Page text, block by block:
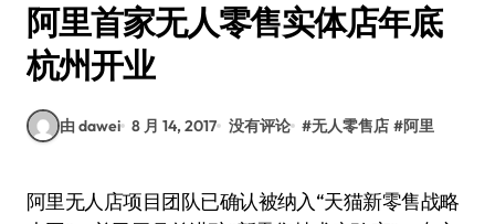
阿里首家无人零售实体店年底
杭州开业
由 dawei 8 月 14, 2017 没有评论 #无人零售店 #阿里
阿里无人店项目团队已确认被纳入“天猫新零售战略